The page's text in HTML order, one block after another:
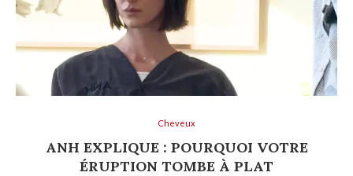
Cheveux
ANH EXPLIQUE : POURQUOI VOTRE
ÉRUPTION TOMBE À PLAT